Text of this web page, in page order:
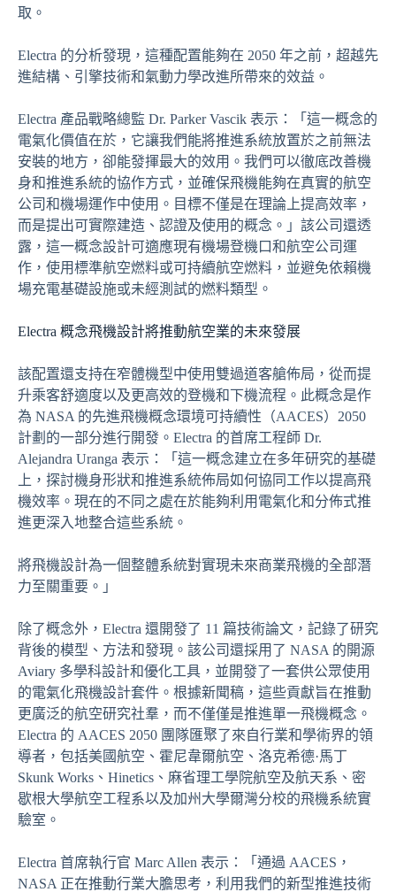
取。
Electra 的分析發現，這種配置能夠在 2050 年之前，超越先
進結構、引擎技術和氣動力學改進所帶來的效益。
Electra 產品戰略總監 Dr. Parker Vascik 表示：「這一概念的
電氣化價值在於，它讓我們能將推進系統放置於之前無法
安裝的地方，卻能發揮最大的效用。我們可以徹底改善機
身和推進系統的協作方式，並確保飛機能夠在真實的航空
公司和機場運作中使用。目標不僅是在理論上提高效率，
而是提出可實際建造、認證及使用的概念。」該公司還透
露，這一概念設計可適應現有機場登機口和航空公司運
作，使用標準航空燃料或可持續航空燃料，並避免依賴機
場充電基礎設施或未經測試的燃料類型。
Electra 概念飛機設計將推動航空業的未來發展
該配置還支持在窄體機型中使用雙過道客艙佈局，從而提
升乘客舒適度以及更高效的登機和下機流程。此概念是作
為 NASA 的先進飛機概念環境可持續性（AACES）2050
計劃的一部分進行開發。Electra 的首席工程師 Dr.
Alejandra Uranga 表示：「這一概念建立在多年研究的基礎
上，探討機身形狀和推進系統佈局如何協同工作以提高飛
機效率。現在的不同之處在於能夠利用電氣化和分佈式推
進更深入地整合這些系統。
將飛機設計為一個整體系統對實現未來商業飛機的全部潛
力至關重要。」
除了概念外，Electra 還開發了 11 篇技術論文，記錄了研究
背後的模型、方法和發現。該公司還採用了 NASA 的開源
Aviary 多學科設計和優化工具，並開發了一套供公眾使用
的電氣化飛機設計套件。根據新聞稿，這些貢獻旨在推動
更廣泛的航空研究社羣，而不僅僅是推進單一飛機概念。
Electra 的 AACES 2050 團隊匯聚了來自行業和學術界的領
導者，包括美國航空、霍尼韋爾航空、洛克希德·馬丁
Skunk Works、Hinetics、麻省理工學院航空及航天系、密
歇根大學航空工程系以及加州大學爾灣分校的飛機系統實
驗室。
Electra 首席執行官 Marc Allen 表示：「通過 AACES，
NASA 正在推動行業大膽思考，利用我們的新型推進技術